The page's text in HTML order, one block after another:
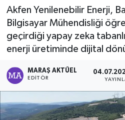
Akfen Yenilenebilir Enerji,
Bilgisayar Mühendisliği
geçirdiği yapay zeka
enerji üretiminde dijital
MARAŞ AKTÜEL
EDITÖR
Eğitim
Dünya
Haber Arşivi